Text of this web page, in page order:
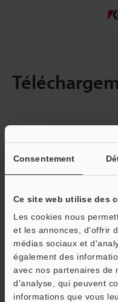
Consentement
Ce site web utilise des
Les cookies nous
et les annonces, d'offrir
médias sociaux et
également des
avec nos partenaires de
d'analyse, qui peuvent
informations que vous
Quantité :
Adresse e-mail
Télécharger